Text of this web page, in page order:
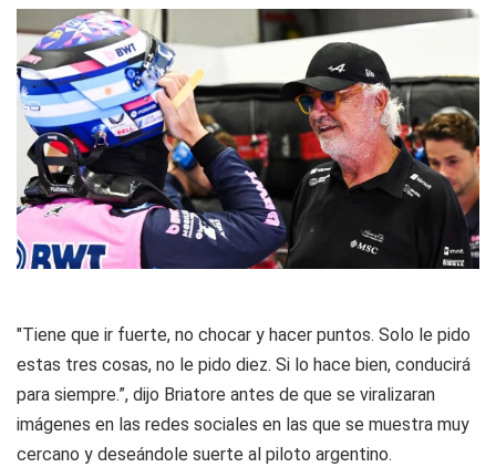
"Tiene que ir fuerte, no chocar y hacer puntos. Solo le pido
estas tres cosas, no le pido diez. Si lo hace bien, conducirá
para siempre.”, dijo Briatore antes de que se viralizaran
imágenes en las redes sociales en las que se muestra muy
cercano y deseándole suerte al piloto argentino.